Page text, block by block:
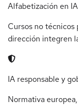
Alfabetización en
Cursos no técnicos
dirección integren
IA responsable y
Normativa